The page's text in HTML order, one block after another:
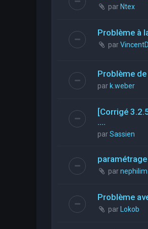
par Ntex
Problème à
par
Problème
par k.weber
[Corrigé
....
parSassien
parnephilim
Problème
par Lokob